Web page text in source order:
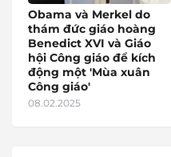
Obama và Merkel do
thám đức giáo hoàng
Benedict XVI và Giáo
hội Công giáo để kích
động một 'Mùa xuân
Công giáo'
08.02.2025